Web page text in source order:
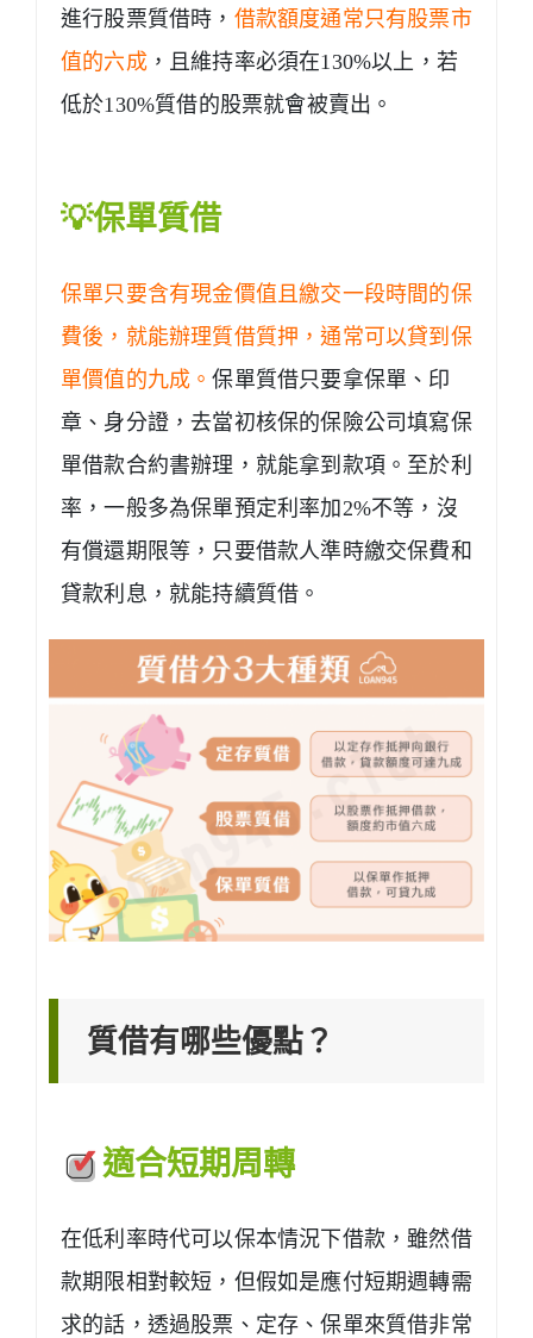
進行股票質借時， 借款額度通常只有股票市
值的六成，且維持率必須在130%以上，若
低於130%質借的股票就會被賣出。
💡保單質借
保單只要含有現金價值且繳交一段時間的保
費後，就能辦理質借質押，通常可以貸到保
單價值的九成。保單質借只要拿保單、印
章、身分證，去當初核保的保險公司填寫保
單借款合約書辦理，就能拿到款項。至於利
率，一般多為保單預定利率加2%不等，沒
有償還期限等，只要借款人準時繳交保費和
貸款利息，就能持續質借。
質借有哪些優點？
適合短期周轉
在低利率時代可以保本情況下借款，雖然借
款期限相對較短，但假如是應付短期週轉需
求的話，透過股票、定存、保單來質借非常